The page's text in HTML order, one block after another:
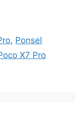
, Ponsel
X7 Pro